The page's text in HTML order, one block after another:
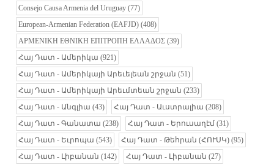
Consejo Causa Armenia del Uruguay (77)
European-Armenian Federation (EAFJD) (408)
ΑΡΜΕΝΙΚΗ ΕΘΝΙΚΗ ΕΠΙΤΡΟΠΗ ΕΛΛΑΔΟΣ (39)
Հայ Դատ - Ամերիկա (921)
Հայ Դատ - Ամերիկայի Արեւելեան շրջան (51)
Հայ Դատ - Ամերիկայի Արեւմտեան շրջան (233)
Հայ Դատ - Անգլիա (43) Հայ Դատ - Աւստրալիա (208)
Հայ Դատ - Գանատա (238) Հայ Դատ - Երուսաղէմ (31)
Հայ Դատ - Եւրոպա (543) Հայ Դատ - Թեհրան (ՀՈՒՍԿ) (95)
Հայ Դատ - Լիբանան (142) Հայ Դատ - Լիբանան (27)